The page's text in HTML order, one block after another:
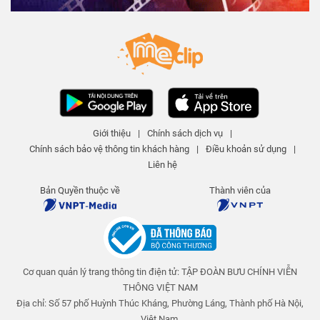
Angelababy hôn má người đàn
ông lạ | Starboom
STAR BOOM!
104 lượt xem
01:14
Mỹ Tâm chính thức thừa nhận
yêu Mai Tài Phến | Starboom
STAR BOOM!
119 lượt xem 5 năm trước
01:12
Tân Hoa hậu Hoàn vũ có nhiệm
kỳ ngắn nhất lịch sử là ai?
714 lượt xem - 5 năm trước
Cuộc sống Mai Tài Phến ra sao
từ khi vướng tin đồn yêu Mỹ
Tâm? | Starboom
STAR BOOM!
123 lượt xem
Giới thiệu | Chính sách dịch vụ
|
Chính sách bảo vệ thông tin khách hàng
| Điều khoản sử dụng
|
Liên hệ
Bản Quyền thuộc về Thành viên của
Cơ quan quản lý trang thông tin điện tử: TẬP ĐOÀN BƯU CHÍNH VIỄN
THÔNG VIỆT NAM
Địa chỉ: Số 57 phố Huỳnh Thúc Kháng, Phường Láng, Thành phố Hà Nội,